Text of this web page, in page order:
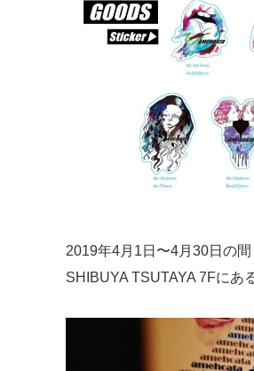
2019年4月1日〜4月30日の間
SHIBUYA TSUTAYA 7Fにあ